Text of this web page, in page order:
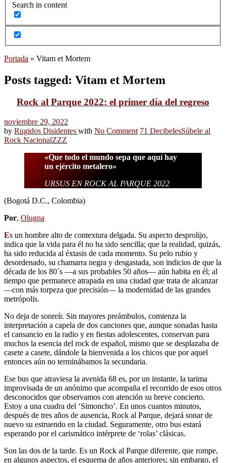
Search in content
Portada » Vitam et Mortem
Posts tagged: Vitam et Mortem
Rock al Parque 2022: el primer día del regreso
noviembre 29, 2022
by Rugidos Disidentes with No Comment 71 DecibelesSúbele al
Rock NacionalZZZ
«Que todo el mundo sepa que aquí hay
un ejército metalero»
URSUS EN ROCK AL PARQUE 2022
(Bogotá D.C., Colombia)
Por, Olugna
Es un hombre alto de contextura delgada. Su aspecto desprolijo,
indica que la vida para él no ha sido sencilla; que la realidad, quizás,
ha sido reducida al éxtasis de cada momento. Su pelo rubio y
desordenado, su chamarra negra y desgastada, son indicios de que la
década de los 80´s ―a sus probables 50 años― aún habita en él; al
tiempo que permanece atrapada en una ciudad que trata de alcanzar
―con más torpeza que precisión― la modernidad de las grandes
metrópolis.
No deja de sonreír. Sin mayores preámbulos, comienza la
interpretación a capela de dos canciones que, aunque sonadas hasta
el cansancio en la radio y en fiestas adolescentes, conservan para
muchos la esencia del rock de español, mismo que se desplazaba de
casete a casete, dándole la bienvenida a los chicos que por aquel
entonces aún no terminábamos la secundaria.
Ese bus que atraviesa la avenida 68 es, por un instante, la tarima
improvisada de un anónimo que acompaña el recorrido de esos otros
desconocidos que observamos con atención su breve concierto.
Estoy a una cuadra del ‘Simoncho’. En unos cuantos minutos,
después de tres años de ausencia, Rock al Parque, dejará sonar de
nuevo su estruendo en la ciudad. Seguramente, otro bus estará
esperando por el carismático intérprete de ‘rolas’ clásicas.
Son las dos de la tarde. Es un Rock al Parque diferente, que rompe,
en algunos aspectos, el esquema de años anteriores; sin embargo, el